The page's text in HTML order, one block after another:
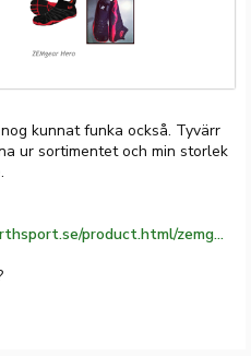
kunnat funka också. Tyvärr
ur sortimentet och min storlek
https://www.northsport.se/product.html/zemgear-hero?category_id=149